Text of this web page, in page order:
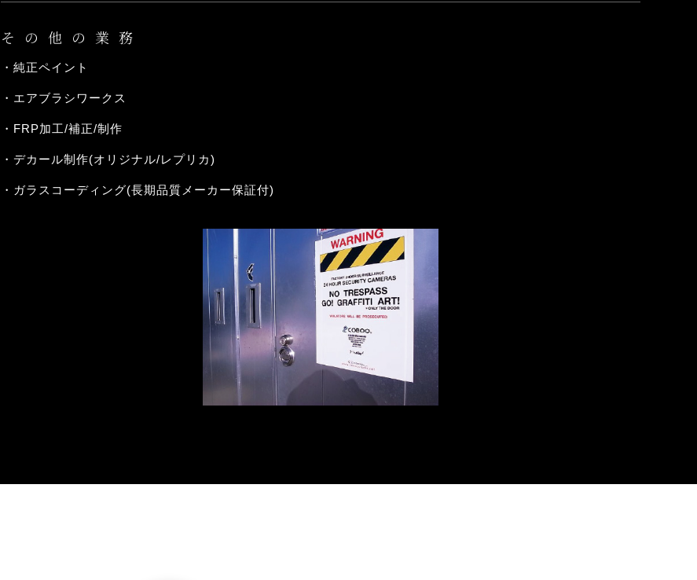
その他の業務
・純正ペイント
・エアブラシワークス
・FRP加工/補正/制作
・デカール制作(オリジナル/レプリカ)
・ガラスコーディング(長期品質メーカー保証付)